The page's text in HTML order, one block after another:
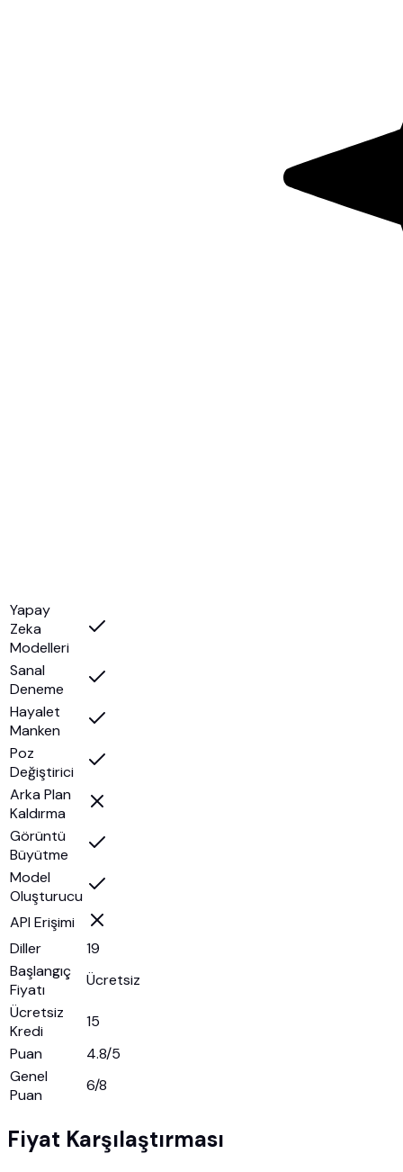
Yapay
Zeka
Modelleri
Sanal
Deneme
Hayalet
Manken
Poz
Değiştirici
Arka Plan
Kaldırma
Görüntü
Büyütme
Model
Oluşturucu
API Erişimi
Diller
19
Başlangıç
Fiyatı
Ücretsiz
Ücretsiz
Kredi
15
Puan
4.8/5
Genel
Puan
6/8
Fiyat Karşılaştırması